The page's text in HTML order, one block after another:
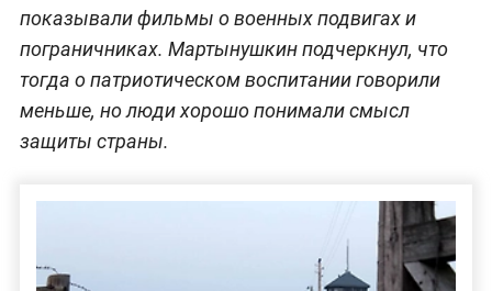
показывали фильмы о военных подвигах и
пограничниках. Мартынушкин подчеркнул, что
тогда о патриотическом воспитании говорили
меньше, но люди хорошо понимали смысл
защиты страны.